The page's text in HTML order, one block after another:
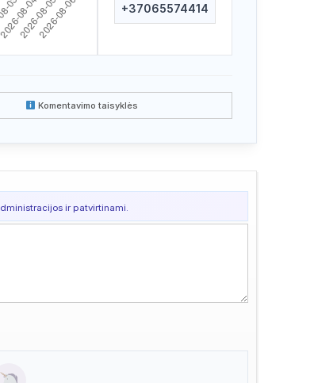
+37065574414
Komentavimo taisyklės
ir patvirtinami.